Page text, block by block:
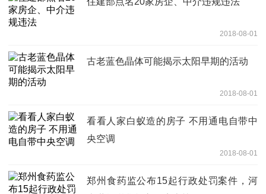
2018-08-01
古老蓝色晶体可能揭示太阳早期的活动
2018-08-01
看看人家白蚁造的房子 不用通电自带中
央空调
2018-08-01
郑州食药监公布15起行政处罚案件，河